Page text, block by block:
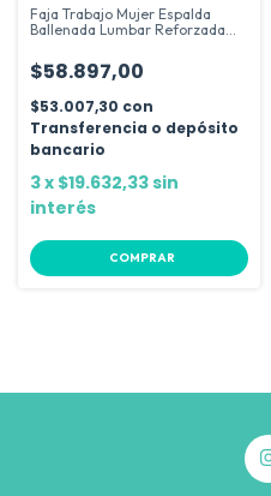
Faja Trabajo Mujer Espalda
Ballenada Lumbar Reforzada
$58.897,00
$53.007,30 con
Transferencia o depósito
bancario
3x $19.632,33sin
interés
COMPRAR